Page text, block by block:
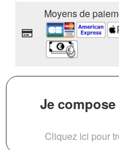
Moyens de
Je
Cliquez ici pour